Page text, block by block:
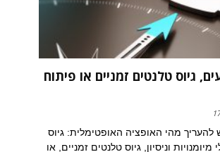
גיוס טלנטים זמניים או פיתוח
להעריך מהי האופציה האופטימלית: גיוס
וניסיון, גיוס טלנטים זמניים, או